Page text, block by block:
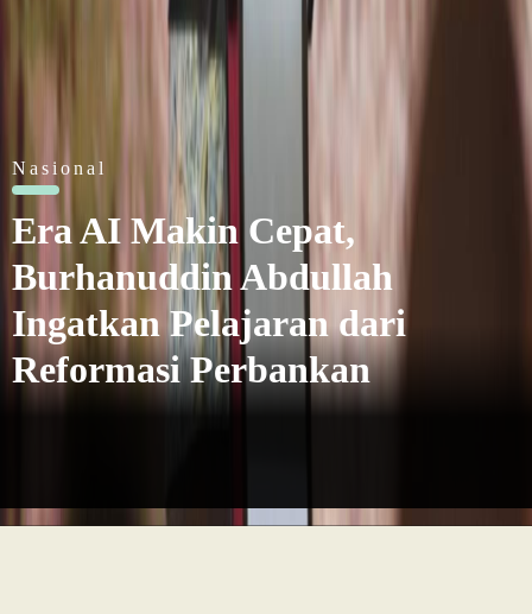
Berlangganan
Teka-teki Ratusan Senjata
Api di Sekolah Swasta
Jaksel